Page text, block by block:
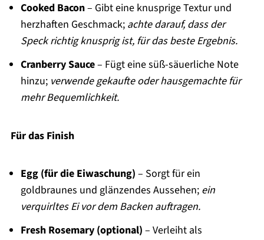
Cooked Bacon– Gibt eine knusprige Textur und
herzhaften Geschmack; achte darauf, dass der
Speck richtig knusprig ist, für das beste Ergebnis.
Cranberry Sauce– Fügt eine süß-säuerliche Note
hinzu; verwende gekaufte oder hausgemachte für
mehr Bequemlichkeit.
Für das Finish
Egg (für die Eiwaschung) – Sorgt für ein
goldbraunes und glänzendes Aussehen; ein
verquirltes Ei vor dem Backen auftragen.
Fresh Rosemary (optional) – Verleiht als